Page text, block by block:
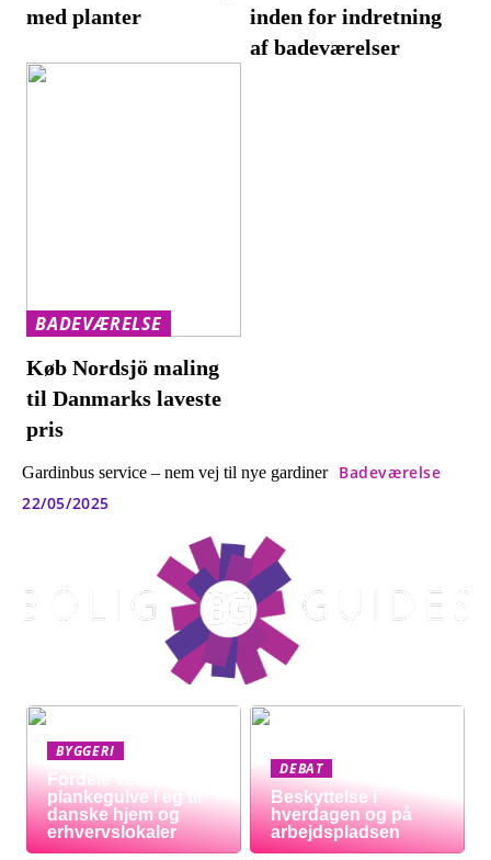
med planter
inden for indretning
af badeværelser
BADEVÆRELSE
Køb Nordsjö maling
til Danmarks laveste
pris
Gardinbus service – nem vej til nye gardiner
Badeværelse
22/05/2025
BYGGERI
Fordele ved
plankegulve i eg til
danske hjem og
erhvervslokaler
DEBAT
Beskyttelse i
hverdagen og på
arbejdspladsen